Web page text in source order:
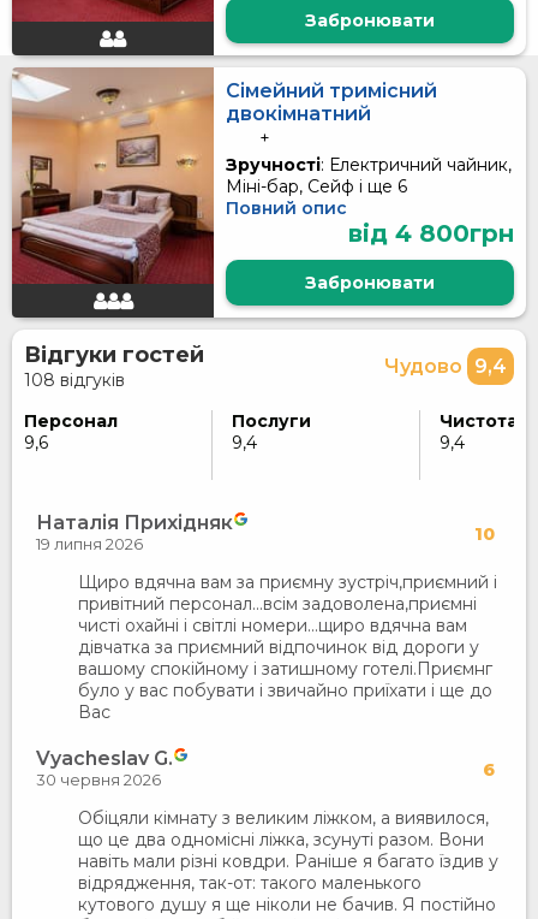
Забронювати
Сімейний тримісний
двокімнатний
+
Зручності: Електричний чайник,
Міні-бар, Сейф і ще 6
Повний опис
від 4 800грн
Забронювати
Відгуки гостей
108 відгуків
Чудово 9,4
Персонал
9,6
Послуги
9,4
Чистота
9,4
Наталія Прихідняк 10
19 липня 2026
Щиро вдячна вам за приємну зустріч,приємний і
привітний персонал...всім задоволена,приємні
чисті охайні і світлі номери...щиро вдячна вам
дівчатка за приємний відпочинок від дороги у
вашому спокійному і затишному готелі.Приємнг
було у вас побувати і звичайно приїхати і ще до
Вас
Vyacheslav G. 6
30 червня 2026
Обіцяли кімнату з великим ліжком, а виявилося,
що це два одномісні ліжка, зсунуті разом. Вони
навіть мали різні ковдри. Раніше я багато їздив у
відрядження, так-от: такого маленького
кутового душу я ще ніколи не бачив. Я постійно